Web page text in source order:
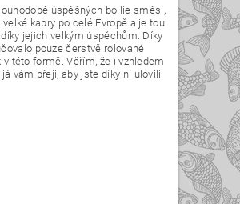
úspěšných boilie směsí,
kapry po celé Evropě a je tou
jejich velkým úspěchům. Díky
pouze čerstvě rolované
této formě. Věřím, že i vzhledem
vám přeji, aby jste díky ní ulovili